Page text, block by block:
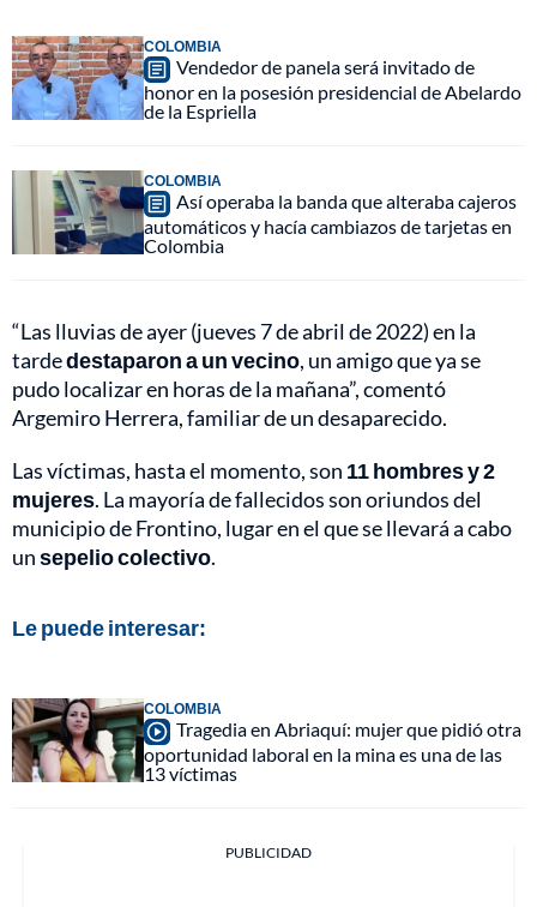
COLOMBIA
Vendedor de panela será invitado de
honor en la posesión presidencial de Abelardo
de la Espriella
COLOMBIA
Así operaba la banda que alteraba cajeros
automáticos y hacía cambiazos de tarjetas en
Colombia
“Las lluvias de ayer (jueves 7 de abril de 2022) en la
tardedestaparon a un vecino, un amigo que ya se
pudo localizar en horas de la mañana”, comentó
Argemiro Herrera, familiar de un desaparecido.
Las víctimas, hasta el momento, son 11 hombres y 2
mujeres. La mayoría de fallecidos son oriundos del
municipio de Frontino, lugar en el que se llevará a cabo
unsepelio colectivo.
Le puede interesar:
COLOMBIA
Tragedia en Abriaquí: mujer que pidió otra
oportunidad laboral en la mina es una de las
13 víctimas
PUBLICIDAD